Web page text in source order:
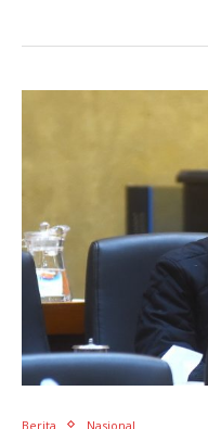
Berita Nasional